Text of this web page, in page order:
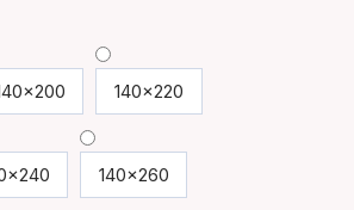
140x220
140x260